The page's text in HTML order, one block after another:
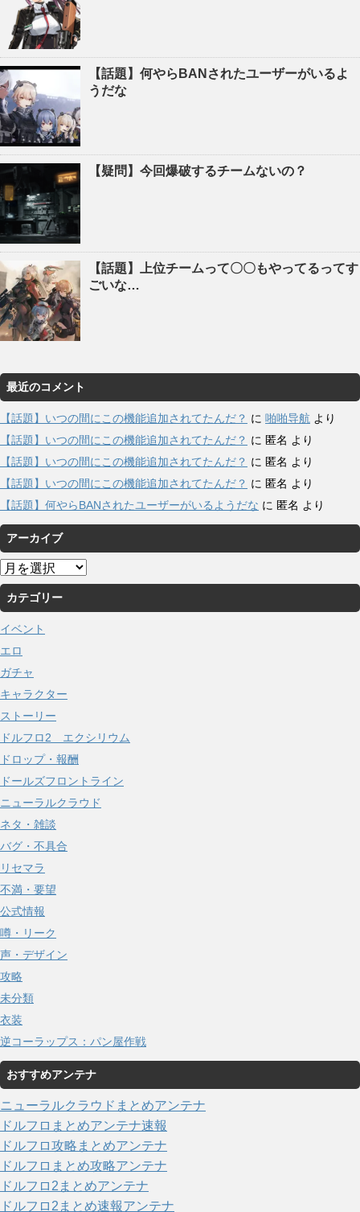
【話題】何やらBANされたユーザーがいるよ
うだな
【疑問】今回爆破するチームないの？
【話題】上位チームって〇〇もやってるってす
ごいな…
最近のコメント
【話題】いつの間にこの機能追加されてたんだ？ に 啪啪导航 より
【話題】いつの間にこの機能追加されてたんだ？ に 匿名 より
【話題】いつの間にこの機能追加されてたんだ？ に 匿名 より
【話題】いつの間にこの機能追加されてたんだ？ に 匿名 より
【話題】何やらBANされたユーザーがいるようだな に 匿名 より
アーカイブ
ア
ー
カ
イ
ブ
カテゴリー
イベント
エロ
ガチャ
キャラクター
ストーリー
ドルフロ2 エクシリウム
ドロップ・報酬
ドールズフロントライン
ニューラルクラウド
ネタ・雑談
バグ・不具合
リセマラ
不満・要望
公式情報
噂・リーク
声・デザイン
攻略
未分類
衣装
逆コーラップス：パン屋作戦
おすすめアンテナ
ニューラルクラウドまとめアンテナ
ドルフロまとめアンテナ速報
ドルフロ攻略まとめアンテナ
ドルフロまとめ攻略アンテナ
ドルフロ2まとめアンテナ
ドルフロ2まとめ速報アンテナ